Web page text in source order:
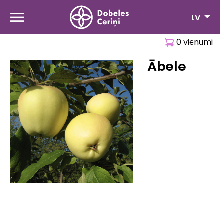
galveno LV
0 vienumi
Ābele